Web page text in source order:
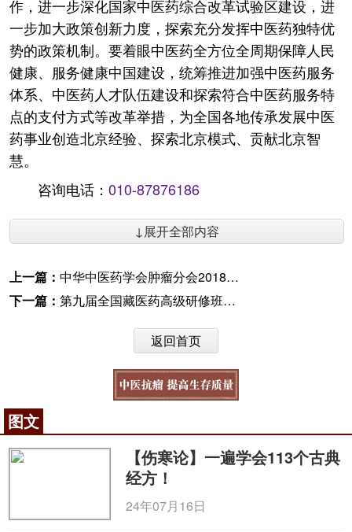
作，进一步深化国家中医药综合改革试验区建设，进
一步加大政策创新力度，探索充分发挥中医药独特优
势的政策机制。要着眼中医药全方位全周期保障人民
健康、服务健康中国建设，统筹推进加强中医药服务
体系、中医药人才队伍建设和探索符合中医药服务特
点的支付方式等改革举措，为全国各地传承发展中医
药事业创造北京经验、探索北京模式、贡献北京智
慧。
咨询电话： 010-87876186
↓展开全部内容
上一篇： 中华中医药学会肿瘤分会2018年学术年会召开
下一篇： 第九届全国藏医药高级研修班开班
返回首页
图文
【伤寒论】一遍学会113个古典
经方！
24年07月16日